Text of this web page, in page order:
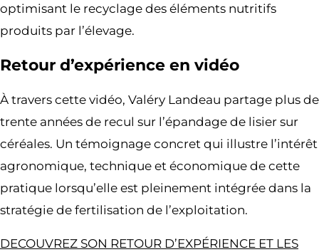
optimisant le recyclage des éléments nutritifs
produits par l’élevage.
Retour d’expérience en vidéo
À travers cette vidéo, Valéry Landeau partage plus de
trente années de recul sur l’épandage de lisier sur
céréales. Un témoignage concret qui illustre l’intérêt
agronomique, technique et économique de cette
pratique lorsqu’elle est pleinement intégrée dans la
stratégie de fertilisation de l’exploitation.
DECOUVREZ SON RETOUR D’EXPÉRIENCE ET LES